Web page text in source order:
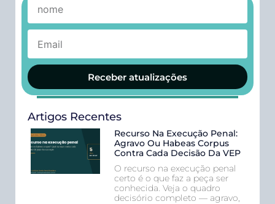
Receber atualizações
Artigos Recentes
Recurso Na Execução Penal:
Agravo Ou Habeas Corpus
Contra Cada Decisão Da VEP
O recurso na execução penal
certo é o que faz a peça ser
conhecida. Veja o quadro
decisório completo — agravo,